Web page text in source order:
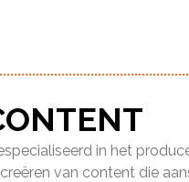
in het
van content die